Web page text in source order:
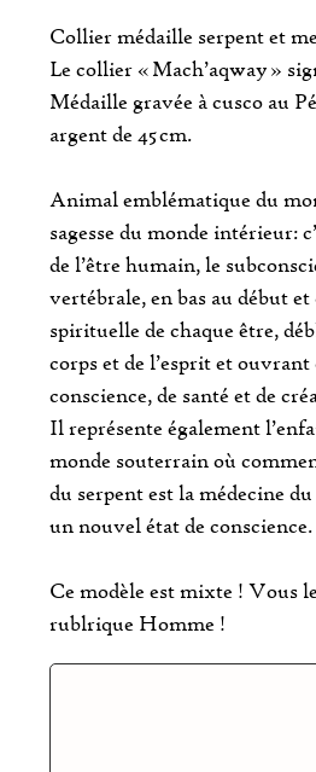
Collier médaille serpent et
Le collier « Mach’aqway »
Médaille gravée à cusco au
argent de 45 cm.
Animal emblématique du
sagesse du monde intérieur:
de l’être humain, le
vertébrale, en bas au début
spirituelle de chaque être,
corps et de l’esprit et
conscience, de santé et de
Il représente également
monde souterrain où
du serpent est la médecine
un nouvel état de conscience.
Ce modèle est mixte ! Vous
rublrique Homme !